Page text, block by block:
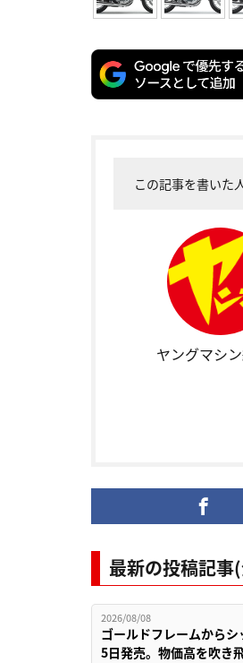
この記事を書いた
ヤングマシ
最新の投稿記事
2026/08/08
ゴールドフレームから
5日発売。物価高を吹き